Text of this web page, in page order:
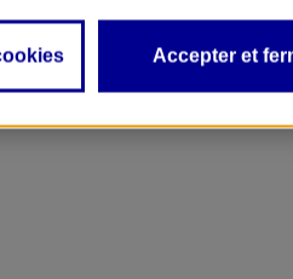
Accepter et